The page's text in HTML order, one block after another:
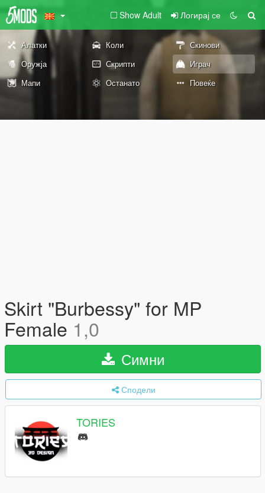
Show Adult Логирај се
Алатки Коли
Скинови
Оружја
Скрипти
Играч
Мапи
Останато Повеќе
Skirt "Burbessy" for MP
Female 1,0
Симни
Сподели
TORIES